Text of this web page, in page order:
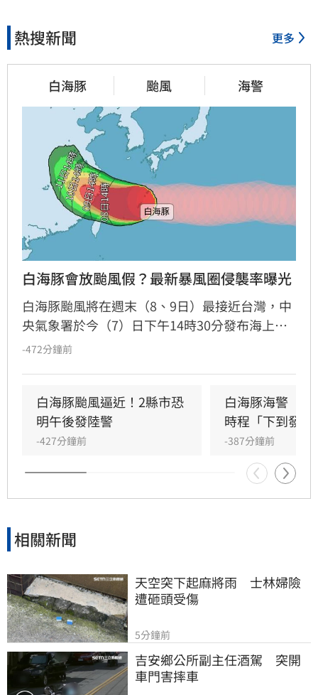
熱搜新聞 更多
白海豚 颱風 海警
白海豚會放颱風假？最新暴風圈侵襲率曝光
白海豚颱風將在週末（8、9日）最接近台灣，中
央氣象署於今（7）日下午14時30分發布海上颱
風警報，若未來颱風路徑恐更貼近台灣，不排除
-472分鐘前
白海豚颱風逼近！2縣市恐
明午後發陸警
-427分鐘前
白海豚海警　
時程「下到發紫
-387分鐘前
相關新聞
天空突下起麻將雨　士林婦險
遭砸頭受傷
5分鐘前
吉安鄉公所副主任酒駕　突開
車門害摔車